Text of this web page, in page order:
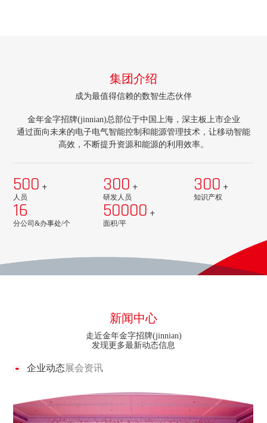
集团介绍
成为最值得信赖的数智生态伙伴
金年金字招牌(jinnian)总部位于中国上海，深主板上市企业
通过面向未来的电子电气智能控制和能源管理技术，让移动智能
高效，不断提升资源和能源的利用效率。
500 +
人员
300 +
研发人员
300 +
知识产权
16
分公司&办事处/个
50000 +
面积/平
新闻中心
走近金年金字招牌(jinnian)
发现更多最新动态信息
企业动态展会资讯